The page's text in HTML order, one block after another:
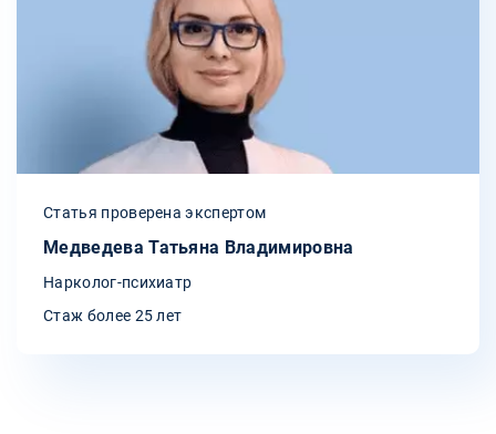
Статья проверена экспертом
Медведева Татьяна Владимировна
Нарколог-психиатр
Стаж более 25 лет